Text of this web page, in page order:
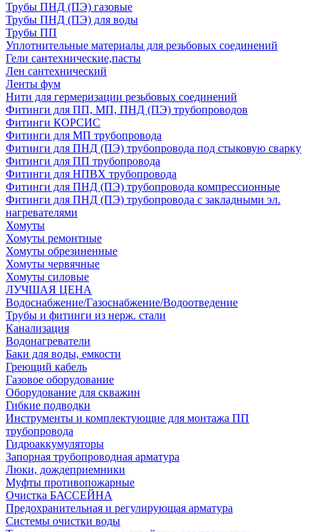
Трубы ПНД (ПЭ) газовые
Трубы ПНД (ПЭ) для воды
Трубы ПП
Уплотнительные материалы для резьбовых соединений
Гели сантехнические,пасты
Лен сантехнический
Ленты фум
Нити для гермеризации резьбовых соединений
Фитинги для ПП, МП, ПНД (ПЭ) трубопроводов
Фитинги КОРСИС
Фитинги для МП трубопровода
Фитинги для ПНД (ПЭ) трубопровода под стыковую сварку
Фитинги для ПП трубопровода
Фитинги для НПВХ трубопровода
Фитинги для ПНД (ПЭ) трубопровода компрессионные
Фитинги для ПНД (ПЭ) трубопровода с закладными эл.
нагревателями
Хомуты
Хомуты ремонтные
Хомуты обрезиненные
Хомуты червячные
Хомуты силовые
ЛУЧШАЯ ЦЕНА
Водоснабжение/Газоснабжение/Водоотведение
Трубы и фитинги из нерж. стали
Канализация
Водонагреватели
Баки для воды, емкости
Греющий кабель
Газовое оборудование
Оборудование для скважин
Гибкие подводки
Инструменты и комплектующие для монтажа ПП
трубопровода
Гидроаккумуляторы
Запорная трубопроводная арматура
Люки, дождеприемники
Муфты противопожарные
Очистка БАССЕЙНА
Предохранительная и регулирующая арматура
Системы очистки воды